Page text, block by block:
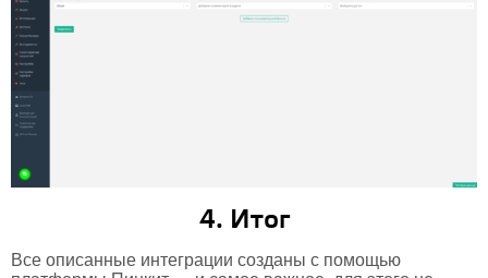
4. Итог
Все описанные интеграции созданы с помощью